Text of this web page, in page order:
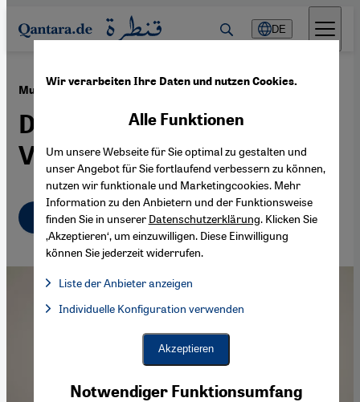
Direkt zum Inhalt springen
DE
Musik aus dem Niger: "Sahel" von Bombino ·16.01.2024
Der vertonte Schmerz eines
Volkes
Deutsch English عربي
Wir verarbeiten Ihre Daten und nutzen Cookies.
Notwendiger Funktionsumfang
Alle Funktionen
Um unsere Webseite für Sie optimal zu gestalten und
unser Angebot für Sie fortlaufend verbessern zu können,
nutzen wir funktionale und Marketingcookies. Mehr
Information zu den Anbietern und der Funktionsweise
finden Sie in unserer Datenschutzerklärung. Klicken Sie
‚Akzeptieren‘, um einzuwilligen. Diese Einwilligung
können Sie jederzeit widerrufen.
Liste der Anbieter anzeigen
Facebook Embed / Facebook Connect, Google Maps Embed,
Facebook Embed / Facebook Connect
Google Maps Embed
Individuelle Konfiguration verwenden
Akzeptieren